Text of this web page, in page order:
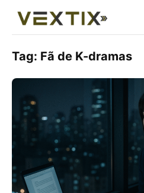
Tag: Fã de K-dramas